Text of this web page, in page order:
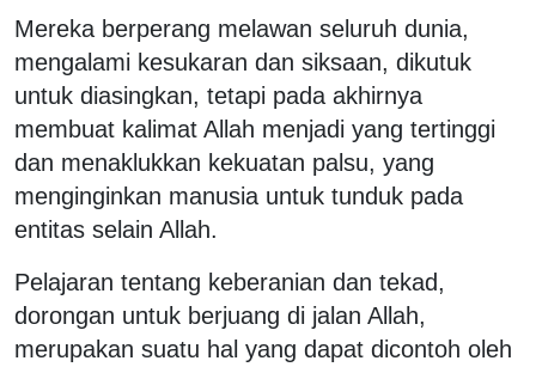
Mereka berperang melawan seluruh dunia,
mengalami kesukaran dan siksaan, dikutuk
untuk diasingkan, tetapi pada akhirnya
membuat kalimat Allah menjadi yang tertinggi
dan menaklukkan kekuatan palsu, yang
menginginkan manusia untuk tunduk pada
entitas selain Allah.
Pelajaran tentang keberanian dan tekad,
dorongan untuk berjuang di jalan Allah,
merupakan suatu hal yang dapat dicontoh oleh